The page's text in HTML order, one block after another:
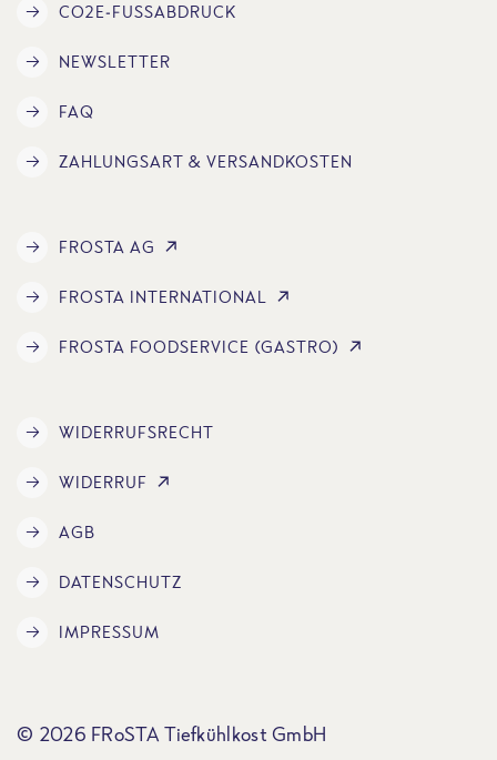
CO2E-FUSSABDRUCK
NEWSLETTER
FAQ
ZAHLUNGSART & VERSANDKOSTEN
FROSTA AG
FROSTA INTERNATIONAL
FROSTA FOODSERVICE (GASTRO)
WIDERRUFSRECHT
WIDERRUF
AGB
DATENSCHUTZ
IMPRESSUM
© 2026 FRoSTA Tiefkühlkost GmbH